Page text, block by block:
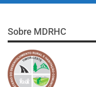
Sobre MDRHC